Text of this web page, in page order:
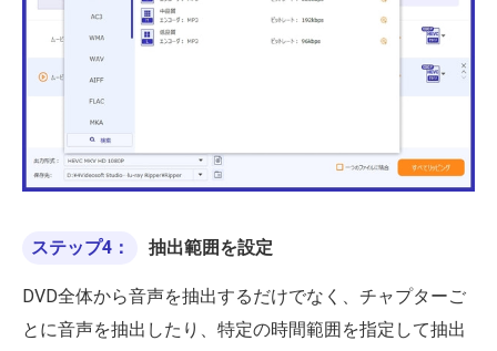
ステップ4： 抽出範囲を設定
DVD全体から音声を抽出するだけでなく、チャプターご
とに音声を抽出したり、特定の時間範囲を指定して抽出